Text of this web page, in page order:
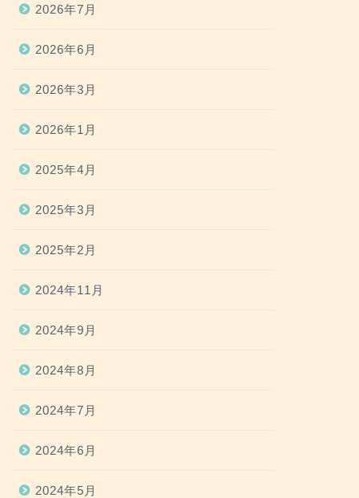
2026年7月
2026年6月
2026年3月
2026年1月
2025年4月
2025年3月
2025年2月
2024年11月
2024年9月
2024年8月
2024年7月
2024年6月
2024年5月